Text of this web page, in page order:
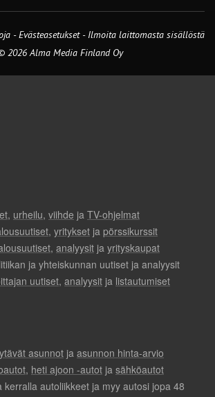
-Evästeasetukset- Ilmoita laittomasta sisällöstä
2026 Alma Media Finland Oy